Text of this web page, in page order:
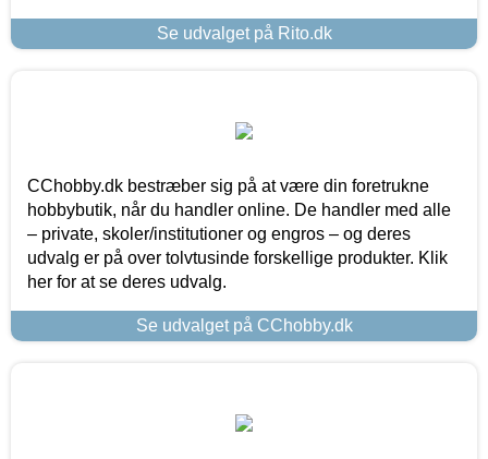
Se udvalget på Rito.dk
CChobby.dk bestræber sig på at være din foretrukne
hobbybutik, når du handler online. De handler med alle
– private, skoler/institutioner og engros – og deres
udvalg er på over tolvtusinde forskellige produkter. Klik
her for at se deres udvalg.
Se udvalget på CChobby.dk